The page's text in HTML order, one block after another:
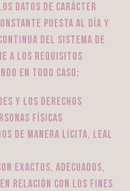
datos de carácter
puesta al día y
del sistema de
a los requisitos
en todo caso:
y los derechos
físicas
de manera lícita, leal
exactos, adecuados,
relación con los fines